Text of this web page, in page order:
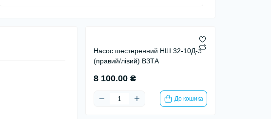
Насос шестеренний НШ 32-10Д-3
(правий/лівий) ВЗТА
8 100.00 ₴
До кошика